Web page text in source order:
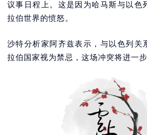
议事日程上。这是因为哈马斯与以色
拉伯世界的愤怒。
沙特分析家阿齐兹表示，与以色列关
拉伯国家视为禁忌，这场冲突将进一